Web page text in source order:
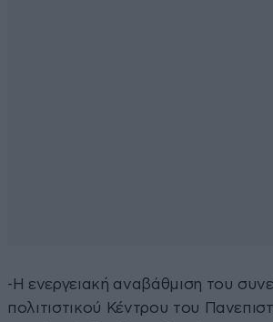
-Η ενεργειακή αναβάθμιση του
πολιτιστικού Κέντρου του